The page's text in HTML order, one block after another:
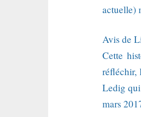
actuelle)
Avis de
Cette
réfléchir,
Ledig
mars